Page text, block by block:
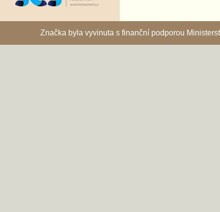
Značka byla vyvinuta s finanční podporou